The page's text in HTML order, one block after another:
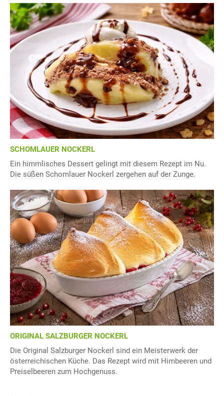
SCHOMLAUER NOCKERL
Ein himmlisches Dessert gelingt mit diesem Rezept im Nu.
Die süßen Schomlauer Nockerl zergehen auf der Zunge.
ORIGINAL SALZBURGER NOCKERL
Die Original Salzburger Nockerl sind ein Meisterwerk der
österreichischen Küche. Das Rezept wird mit Himbeeren und
Preiselbeeren zum Hochgenuss.